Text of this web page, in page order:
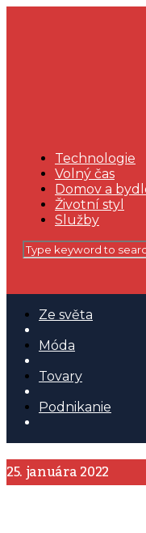
Technologie
Volný čas
Domov a
Životní styl
Služby
Ze světa
Móda
Tovary
Podnikanie
25. januára 2022